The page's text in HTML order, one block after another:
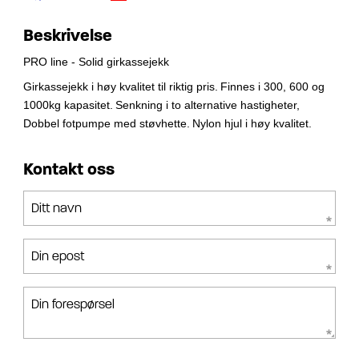
Beskrivelse
PRO line - Solid girkassejekk
Girkassejekk i høy kvalitet til riktig pris. Finnes i 300, 600 og
1000kg kapasitet. Senkning i to alternative hastigheter,
Dobbel fotpumpe med støvhette. Nylon hjul i høy kvalitet.
Kontakt oss
Ditt navn
Din epost
Din forespørsel